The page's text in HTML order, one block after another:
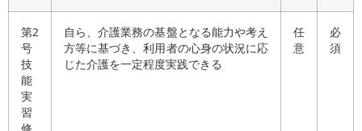
第2
号
技
能
実
習
自ら、介護業務の基盤となる能力や考え
方等に基づき、利用者の心身の状況に応
じた介護を一定程度実践できる
任
意
必
須